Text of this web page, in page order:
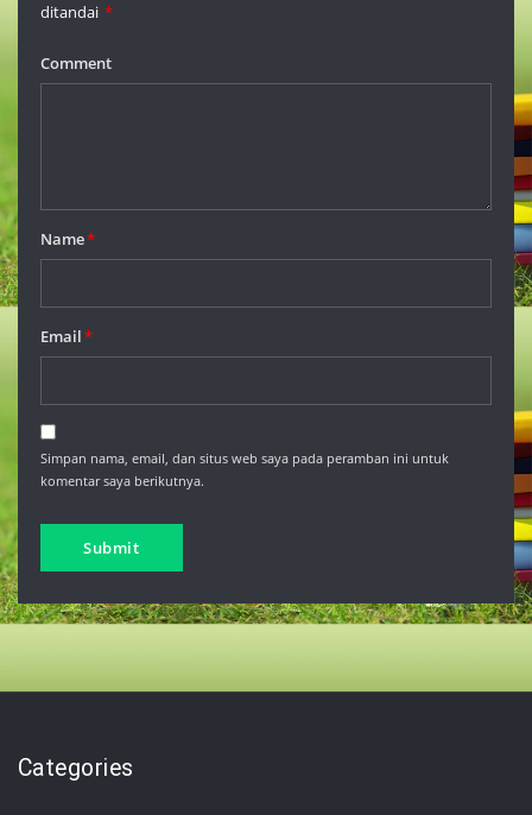
ditandai *
Comment
Name*
Email*
Simpan nama, email, dan situs web saya pada peramban ini untuk
komentar saya berikutnya.
Categories